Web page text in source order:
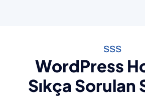
SSS
WordPress
Sıkça Sorulan